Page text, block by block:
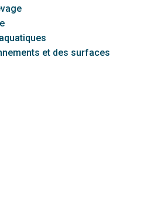
et des surfaces